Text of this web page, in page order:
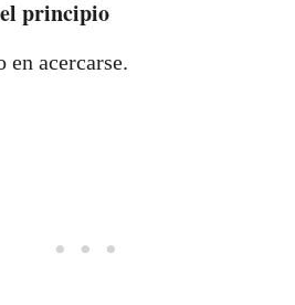
el principio
en acercarse.